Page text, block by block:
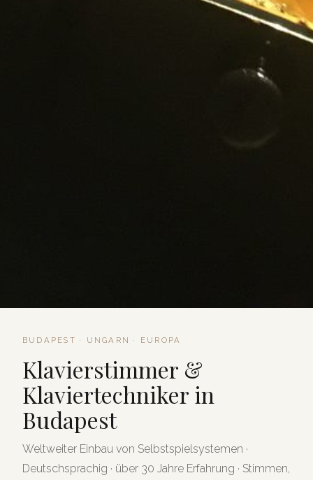
BUDAPEST · UNGARN · EUROPA
Klavierstimmer &
Klaviertechniker in
Budapest
Weltweiter Einbau von Selbstspielsystemen ·
Deutschsprachig · über 30 Jahre Erfahrung · Stimmen,